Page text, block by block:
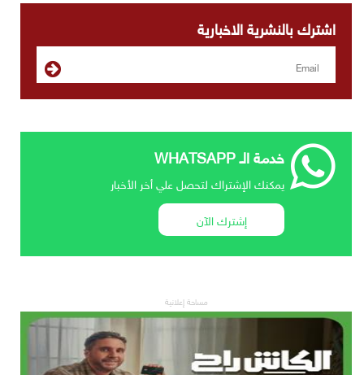
اشترك بالنشرية الاخبارية
خدمة الـ WHATSAPP
يمكنك الإشتراك لتحصل علي أخر الأخبار
إشترك الآن
مساحة إعلانية